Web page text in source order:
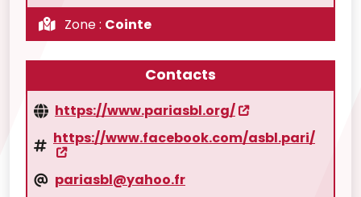
Zone : Cointe
Contacts
https://www.pariasbl.org/
https://www.facebook.com/asbl.pari/
pariasbl@yahoo.fr